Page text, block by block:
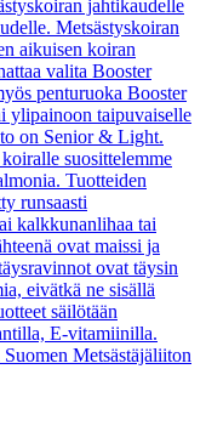
jahtikaudelle
Metsästyskoiran
aikuisen koiran
valita Booster
penturuoka Booster
ylipainoon taipuvaiselle
on Senior & Light.
suosittelemme
Tuotteiden
runsaasti
kalkkunanlihaa tai
ovat maissi ja
ovat täysin
eivätkä ne sisällä
säilötään
E-vitamiinilla.
Metsästäjäliiton